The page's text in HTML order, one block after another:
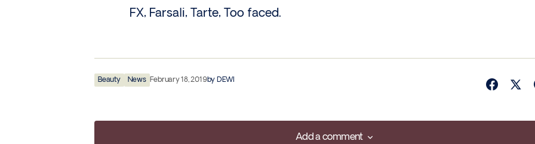
FX, Farsali, Tarte, Too faced.
Beauty News February 18, 2019by DEWI
Add a comment